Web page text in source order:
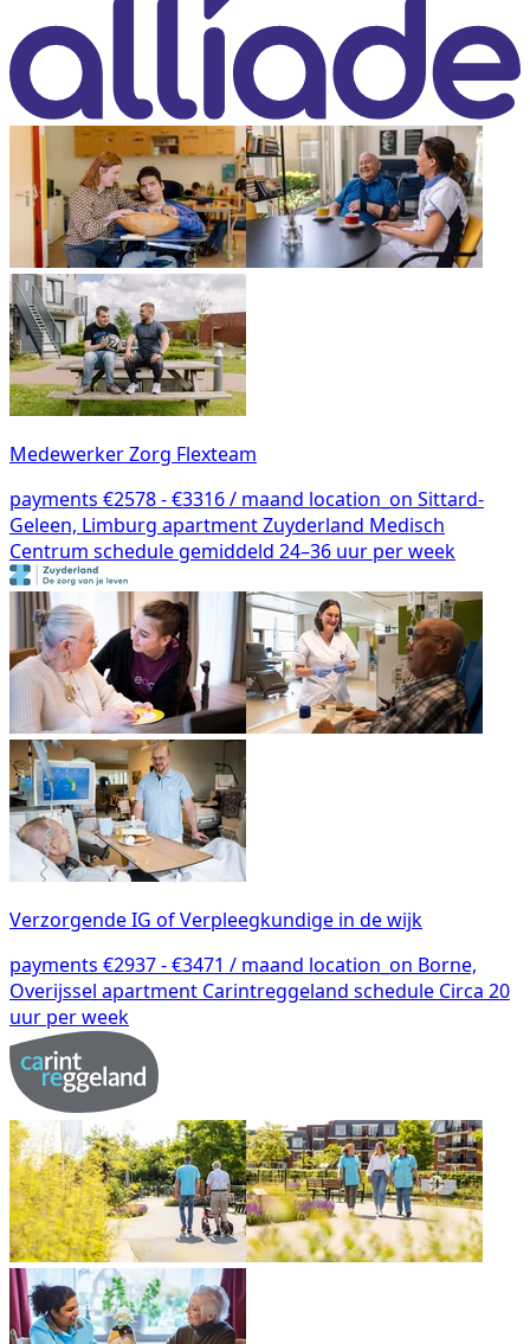
Medewerker Zorg Flexteam
payments €2578 - €3316 / maand location_on Sittard-
Geleen, Limburg apartmentZuyderland Medisch
Centrum schedulegemiddeld 24–36 uur per week
Verzorgende IG of Verpleegkundige in de wijk
payments €2937 - €3471 / maand location_on Borne,
Overijssel apartment Carintreggeland schedule Circa 20
uur per week